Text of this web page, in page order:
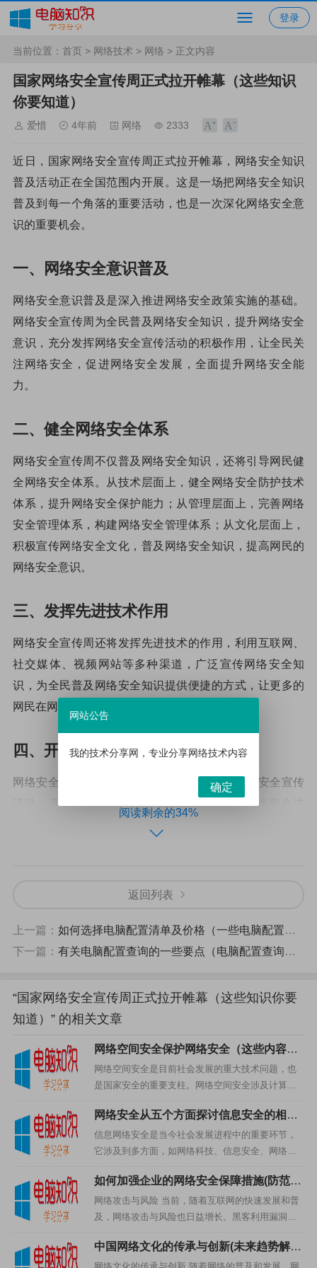
登录
当前位置： 首页 > 网络技术 > 网络 > 正文内容
国家网络安全宣传周正式拉开帷幕（这些知识
你要知道）
爱惜 4年前 网络 2333
近日，国家网络安全宣传周正式拉开帷幕，网络安全知识
普及活动正在全国范围内开展。这是一场把网络安全知识
普及到每一个角落的重要活动，也是一次深化网络安全意
识的重要机会。
一、网络安全意识普及
网络安全意识普及是深入推进网络安全政策实施的基础。
网络安全宣传周为全民普及网络安全知识，提升网络安全
意识，充分发挥网络安全宣传活动的积极作用，让全民关
注网络安全，促进网络安全发展，全面提升网络安全能
力。
二、健全网络安全体系
网络安全宣传周不仅普及网络安全知识，还将引导网民健
全网络安全体系。从技术层面上，健全网络安全防护技术
体系，提升网络安全保护能力；从管理层面上，完善网络
安全管理体系，构建网络安全管理体系；从文化层面上，
积极宣传网络安全文化，普及网络安全知识，提高网民的
网络安全意识。
三、发挥先进技术作用
网络安全宣传周还将发挥先进技术的作用，利用互联网、
社交媒体、视频网站等多种渠道，广泛宣传网络安全知
识，为全民普及网络安全知识提供便捷的方式，让更多的
网民在网络安全领域获取更多更全面的信息。
四、开展网络安全宣传活动
网络安全宣传周期间，社会各界将积极参与网络安全宣传
活动，开展各种网络安全知识宣传活动，如网络安全讲
五、加强网络安全保护
为了更好地保护网民的网络安全，网络安全宣传周期间，
将加强网络安全保护，完善网络安全法规，加强网络安全
国家网络安全宣传周的发起，是为了让更多的网民了解网
关注网络安全，促进网络安全发展，更好地保护网民的网
络安全。
打赏
阅读剩余的34%
返回列表
上一篇： 如何选择电脑配置清单及价格（一些电脑配置清单及价格）
下一篇： 有关电脑配置查询的一些要点（电脑配置查询有哪些要点）
“国家网络安全宣传周正式拉开帷幕（这些知识你要
知道）” 的相关文章
网络空间安全保护网络安全（这些内容一
定要知道）
网络空间安全是目前社会发展的重大技术问题，也
是国家安全的重要支柱。网络空间安全涉及计算机
等，是保护网络安全、保护网络空间安全的必要途
径。1.网络空间安全的重...
网络安全从五个方面探讨信息安全的相关
环节（信息网络安全的五个内容）
信息网络安全是当今社会发展进程中的重要环节，
它涉及到多方面，如网络科技、信息安全、网络管
网络安全的相关内容。1.信息网络安全的意义信息网
络安全是指在信息网络...
如何加强企业的网络安全保障措施(防范黑
客攻击)
网络攻击与风险 当前，随着互联网的快速发展和普
及，网络攻击与风险也日益增长。黑客利用漏洞和
段，而钓鱼、恶意软件等非法行为也在不断涌现。
这些网络攻击不仅会导致...
中国网络文化的传承与创新(未来趋势解
读)
网站公告
我的技术分享网，专业分享网络技术内容
确定